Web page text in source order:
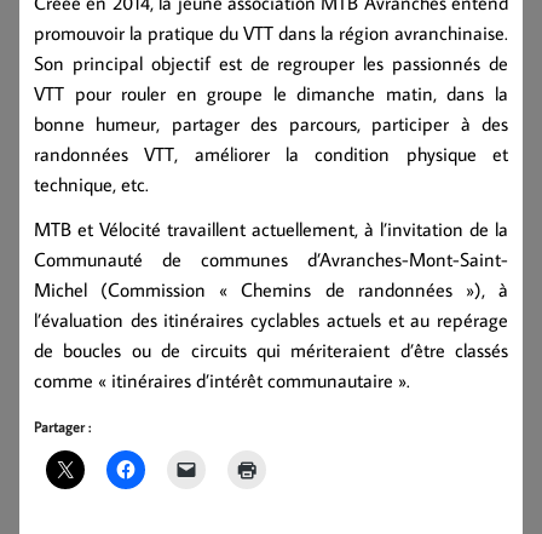
promouvoir la pratique du VTT dans la région avranchinaise.
Son principal objectif est de regrouper les passionnés de
VTT pour rouler en groupe le dimanche matin, dans la
bonne humeur, partager des parcours, participer à des
randonnées VTT, améliorer la condition physique et
technique, etc.
MTB et Vélocité travaillent actuellement, à l’invitation de la
Communauté de communes d’Avranches-Mont-Saint-
Michel (Commission « Chemins de randonnées »), à
l’évaluation des itinéraires cyclables actuels et au repérage
de boucles ou de circuits qui mériteraient d’être classés
comme « itinéraires d’intérêt communautaire ».
Partager :